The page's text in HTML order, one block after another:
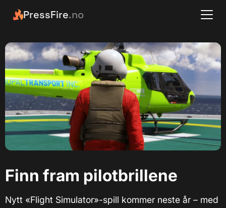
PressFire.no
Finn fram pilotbrillene
Nytt «Flight Simulator»-spill kommer neste år – med